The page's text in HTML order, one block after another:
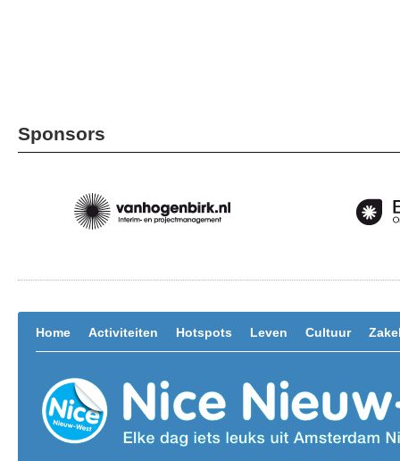
Sponsors
Home Activiteiten Hotspots Leven Cultuur